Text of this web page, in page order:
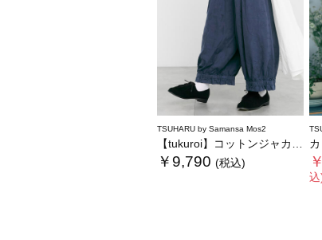
TSUHARU by Samansa Mos2
【tukuroi】コットンジャカード製品染め裾フリルパンツ《WEB限定》
￥9,790 (税込)
カ
込